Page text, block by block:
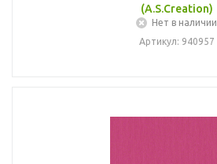
(A.S.Creation)
Нет в наличии
Артикул: 940957